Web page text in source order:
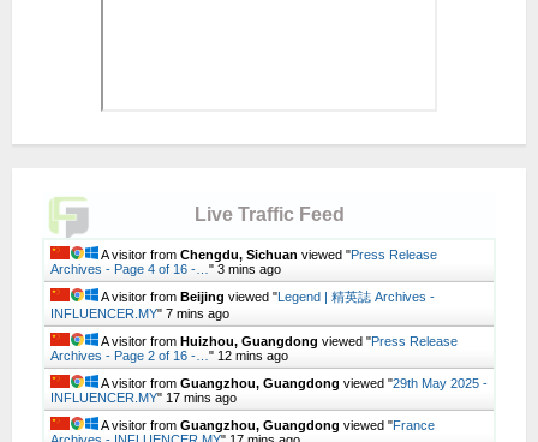
Live Traffic Feed
A visitor from Chengdu, Sichuan viewed "Press Release
Archives - Page 4 of 16 -… " 3 mins ago
A visitor from Beijing viewed "Legend | 精英誌 Archives -
INFLUENCER.MY" 7 mins ago
A visitor from Huizhou, Guangdong viewed "Press Release
Archives - Page 2 of 16 -… " 12 mins ago
A visitor from Guangzhou, Guangdong viewed "29th May 2025 -
INFLUENCER.MY" 17 mins ago
A visitor from Guangzhou, Guangdong viewed "France